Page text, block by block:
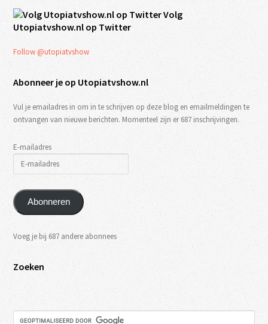
Volg
Utopiatvshow.nl op Twitter
Follow @utopiatvshow
Abonneer je op Utopiatvshow.nl
Vul je emailadres in om in te schrijven op deze blog en emailmeldingen te
ontvangen van nieuwe berichten. Momenteel zijn er 687 inschrijvingen.
E-mailadres
Abonneren
Voeg je bij 687 andere abonnees
Zoeken